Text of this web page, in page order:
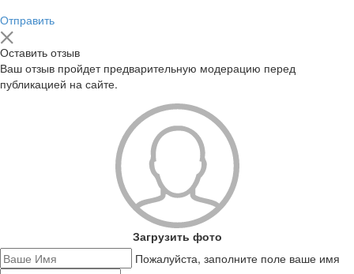
Отправить
Оставить отзыв
Ваш отзыв пройдет предварительную модерацию перед
публикацией на сайте.
Загрузить фото
Пожалуйста, заполните поле ваше имя